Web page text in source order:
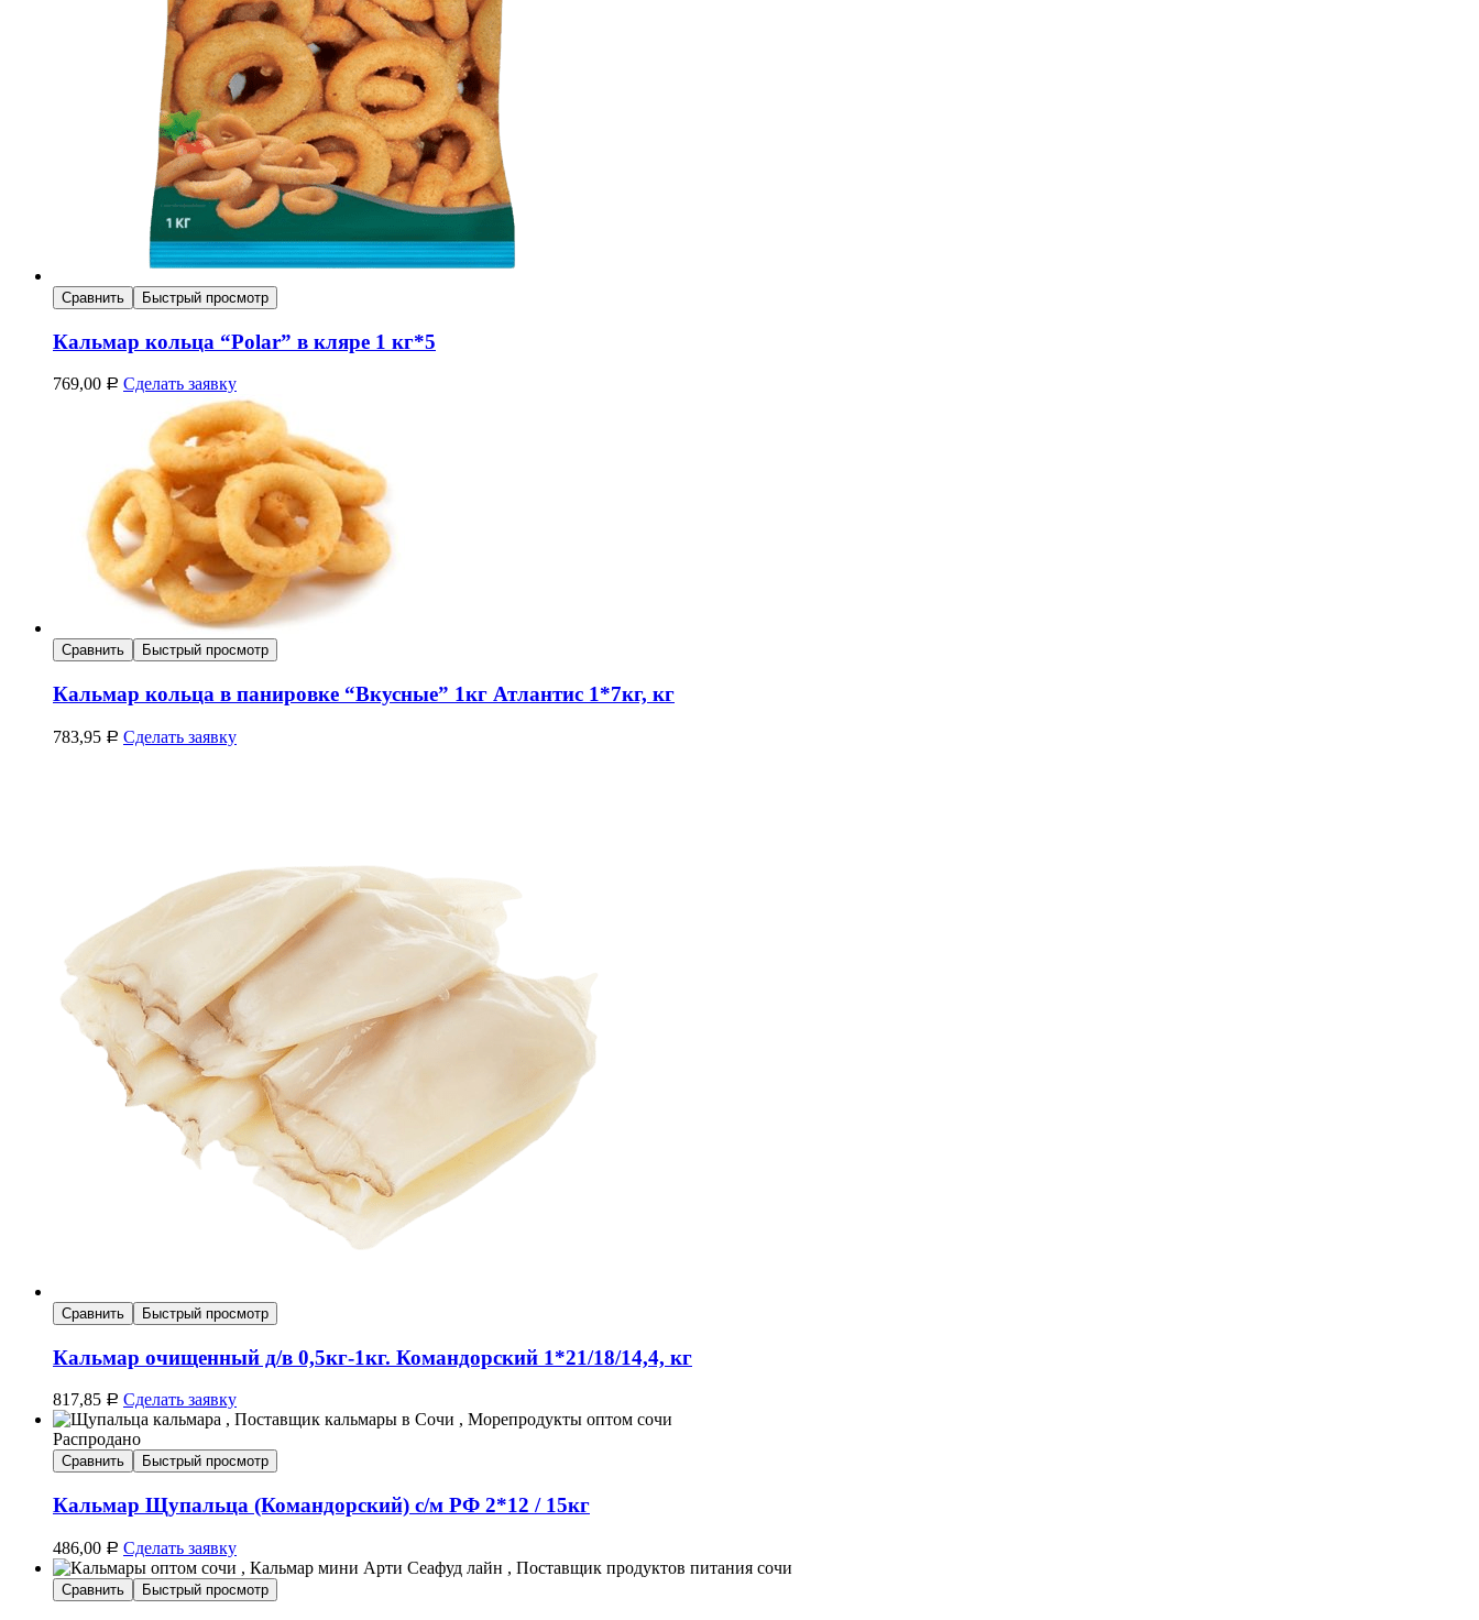
Сравнить Быстрый просмотр
Кальмар кольца “Polar” в кляре 1 кг*5
769,00 Р Сделать заявку
Сравнить Быстрый просмотр
Кальмар кольца в панировке “Вкусные” 1кг Атлантис 1*7кг, кг
783,95 Р Сделать заявку
Сравнить Быстрый просмотр
Кальмар очищенный д/в 0,5кг-1кг. Командорский 1*21/18/14,4, кг
817,85 Р Сделать заявку
Распродано
Сравнить Быстрый просмотр
Кальмар Щупальца (Командорский) с/м РФ 2*12 / 15кг
486,00 Р Сделать заявку
Сравнить Быстрый просмотр